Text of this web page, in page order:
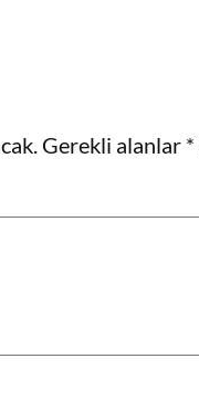
Gerekli alanlar *